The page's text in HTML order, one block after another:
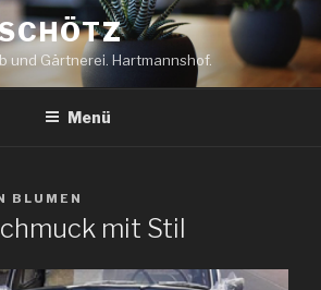
und Gärtnerei. Hartmannshof.
Menü
BLUMEN
mit Stil